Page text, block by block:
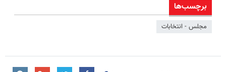
برچسب‌ها
مجلس - انتخابات